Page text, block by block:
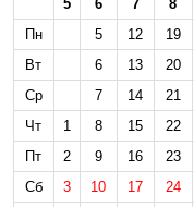
5 6 7
8
Пн
5 12
19
Вт
6 13
20
Ср
7 14
21
Чт
1 8 15
22
Пт
2 9 16
23
Сб
3 10 17
24